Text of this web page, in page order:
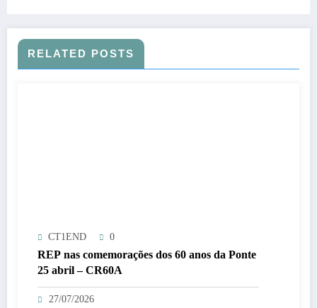
RELATED POSTS
CT1END 0
REP nas comemorações dos 60 anos da Ponte
25 abril – CR60A
27/07/2026